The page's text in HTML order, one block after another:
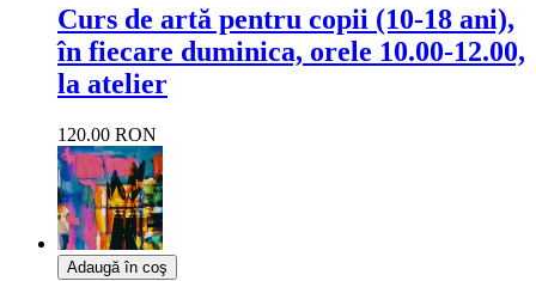
Curs de artă pentru copii (10-18 ani),
în fiecare duminica, orele 10.00-12.00,
la atelier
120.00 RON
Adaugă în coş